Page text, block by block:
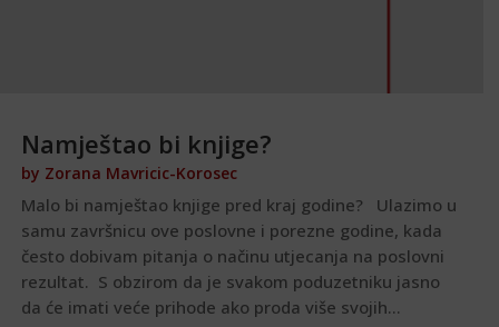
Namještao bi knjige?
by Zorana Mavricic-Korosec
Malo bi namještao knjige pred kraj godine? Ulazimo u
samu završnicu ove poslovne i porezne godine, kada
često dobivam pitanja o načinu utjecanja na poslovni
rezultat. S obzirom da je svakom poduzetniku jasno
da će imati veće prihode ako proda više svojih...